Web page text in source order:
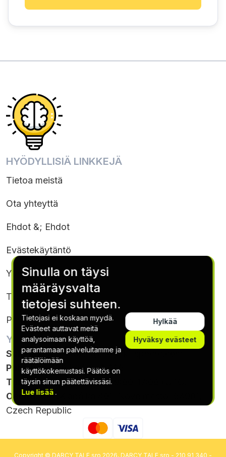
HYÖDYLLISIÄ LINKKEJÄ
Tietoa meistä
Ota yhteyttä
Ehdot &; Ehdot
Evästekäytäntö
Yksityisyyden suoja
Tilausehdot & Ehdot
Peruuta tilaus
YHTEYSTIEDOT
Sähköposti:support@softskillsphere.com
Puhelin: +420 564 880 005
Tunnit: Monday - Friday, 9:00-17:00 (UTC)
Osoite: Gen.Klapálka 401, Nove mesto, 54901,
Czech Republic
Copyright © DARCY TALE sro 2026, DARCY TALE sro - 210 91 340 -
Sinulla on täysi
määräysvalta
tietojesi suhteen.
Tietojasi ei koskaan myydä.
Evästeet auttavat meitä
analysoimaan käyttöä,
parantamaan palveluitamme ja
räätälöimään
käyttökokemustasi. Päätös on
täysin sinun päätettävissäsi.
Lue lisää .
Hylkää
Hyväksy evästeet